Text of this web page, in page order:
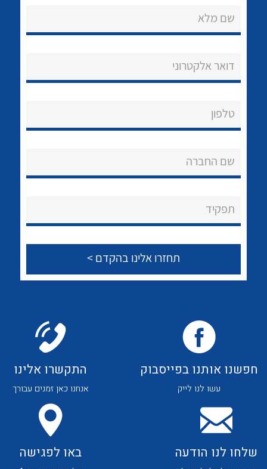
שירותי תמיכה
צור קשר
לכל מוצרי היצרן לכל מוצרי היצרן
שם מלא
דואר אלקטרוני
טלפון
שם החברה
תפקיד
חפשנו אותנו בפייסבוק
עשו לנו לייק
התקשרו אלינו
אנחנו כאן זמנים עבורך
שלחו לנו הודעה באו לפגישה